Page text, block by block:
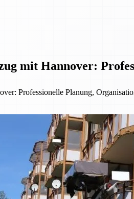
mit Hannover:
Professionelle Planung,